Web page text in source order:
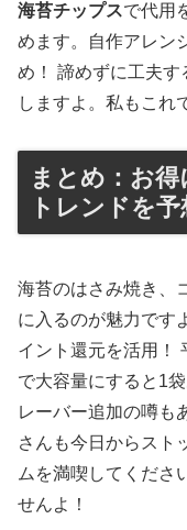
海苔チップスで代用
めます。自作アレン
め！ 諦めずに工夫す
しますよ。私もこれ
まとめ：お
トレンドを予
海苔のはさみ焼き、
に入るのが魅力です
イント還元を活用！
で大容量にすると1
レーバー追加の噂も
さんも今日からスト
ムを満喫してくださ
せんよ！